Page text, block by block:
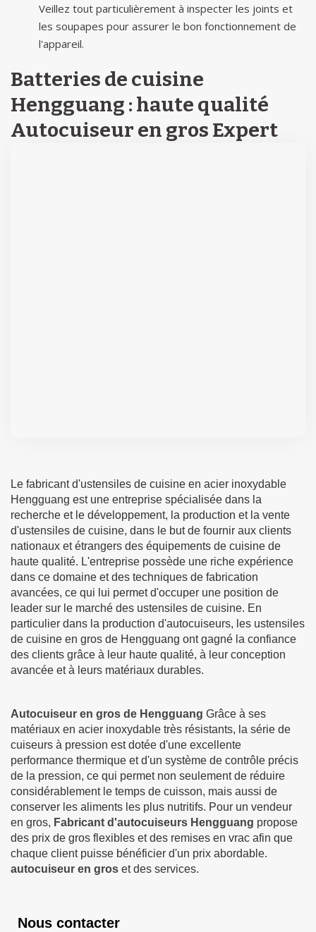
Veillez tout particulièrement à inspecter les joints et
les soupapes pour assurer le bon fonctionnement de
l'appareil.
Batteries de cuisine
Hengguang : haute qualité
Autocuiseur en gros Expert
Le fabricant d'ustensiles de cuisine en acier inoxydable
Hengguang est une entreprise spécialisée dans la
recherche et le développement, la production et la vente
d'ustensiles de cuisine, dans le but de fournir aux clients
nationaux et étrangers des équipements de cuisine de
haute qualité. L'entreprise possède une riche expérience
dans ce domaine et des techniques de fabrication
avancées, ce qui lui permet d'occuper une position de
leader sur le marché des ustensiles de cuisine. En
particulier dans la production d'autocuiseurs, les ustensiles
de cuisine en gros de Hengguang ont gagné la confiance
des clients grâce à leur haute qualité, à leur conception
avancée et à leurs matériaux durables.
Autocuiseur en gros de Hengguang Grâce à ses
matériaux en acier inoxydable très résistants, la série de
cuiseurs à pression est dotée d'une excellente
performance thermique et d'un système de contrôle précis
de la pression, ce qui permet non seulement de réduire
considérablement le temps de cuisson, mais aussi de
conserver les aliments les plus nutritifs. Pour un vendeur
en gros, Fabricant d'autocuiseurs Hengguang propose
des prix de gros flexibles et des remises en vrac afin que
chaque client puisse bénéficier d'un prix abordable.
autocuiseur en gros et des services.
Nous contacter